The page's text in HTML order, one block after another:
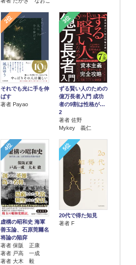
2位
それでも光に手を伸
ばす
著者 Payao
3位
ずる賢い人のための
億万長者入門 成功
者の9割は性格が…
2
著者 佐野
Mykey 義仁
4位
虚構の昭和史 海軍
善玉論、石原莞爾名
将論の陥穽
著者 保阪 正康
著者 戸高 一成
著者 大木 毅
5位
20代で得た知見
著者 F